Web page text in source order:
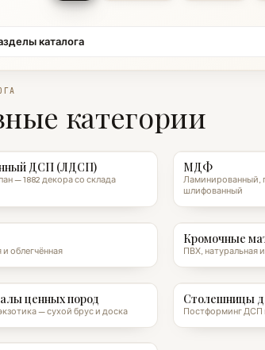
каталога
категории
ДСП (ЛДСП)
— 1882 декора со склада
МДФ
Ламинированный,
шлифованный
облегчённая
Кромочные
ПВХ, натуральная
ценных пород
— сухой брус и доска
Столешницы
Постформинг ДСП